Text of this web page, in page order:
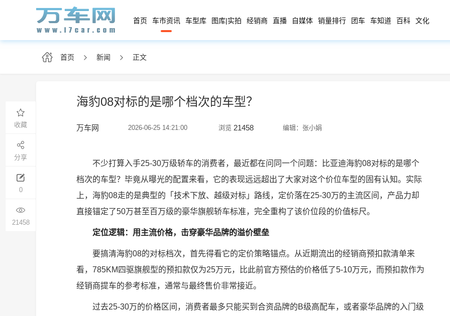
首页 车市资讯 车型库 图库|实拍 经销商 直播 自媒体 销量排行 团车 车知道 百科 文化
首页 新闻 正文
海豹08对标的是哪个档次的车型？
万车网 2026-06-25 14:21:00 浏览 21458 编辑：张小娟
收藏
分享
0
21458
不少打算入手25-30万级轿车的消费者，最近都在问同一个问题：比亚迪海豹08对标的是哪个
档次的车型？毕竟从曝光的配置来看，它的表现远远超出了大家对这个价位车型的固有认知。实际
上，海豹08走的是典型的「技术下放、越级对标」路线，定价落在25-30万的主流区间，产品力却
直接锚定了50万甚至百万级的豪华旗舰轿车标准，完全重构了该价位段的价值标尺。
定位逻辑：用主流价格，击穿豪华品牌的溢价壁垒
要搞清海豹08的对标档次，首先得看它的定价策略锚点。从近期流出的经销商预扣款清单来
看，785KM四驱旗舰型的预扣款仅为25万元，比此前官方预估的价格低了5-10万元，而预扣款作为
经销商提车的参考标准，通常与最终售价非常接近。
过去25-30万的价格区间，消费者最多只能买到合资品牌的B级高配车，或者豪华品牌的入门级